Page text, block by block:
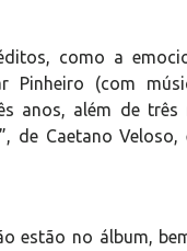
como a
Pinheiro (com
anos, além de três
de Caetano Veloso,
estão no álbum,